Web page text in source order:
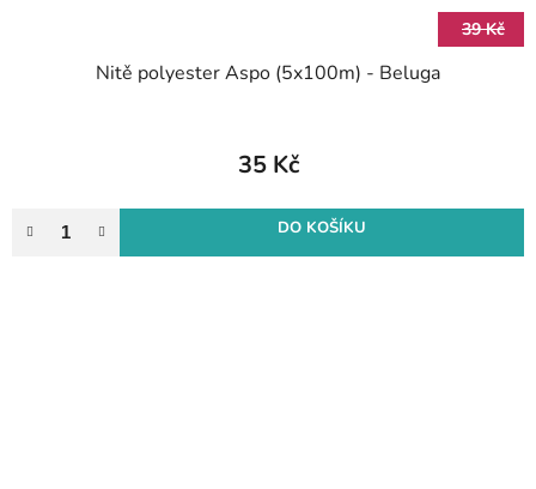
39 Kč
Nitě polyester Aspo (5x100m) - Beluga
35 Kč
DO KOŠÍKU